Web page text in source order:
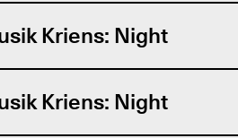
Kriens: Night
Kriens: Night